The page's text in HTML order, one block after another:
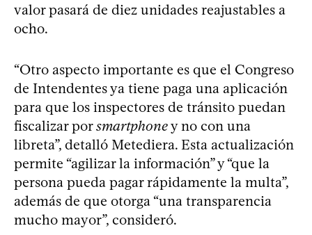
valor pasará de diez unidades reajustables a
ocho.
“Otro aspecto importante es que el Congreso
de Intendentes ya tiene paga una aplicación
para que los inspectores de tránsito puedan
fiscalizar porsmartphoney no con una
libreta”, detalló Metediera. Esta actualización
permite “agilizar la información” y “que la
persona pueda pagar rápidamente la multa”,
además de que otorga “una transparencia
mucho mayor”, consideró.